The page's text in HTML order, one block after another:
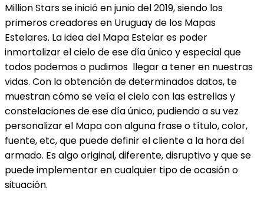
Million Stars se inició en junio del 2019, siendo los
primeros creadores en Uruguay de los Mapas
Estelares. La idea del Mapa Estelar es poder
inmortalizar el cielo de ese día único y especial que
todos podemos o pudimos llegar a tener en nuestras
vidas. Con la obtención de determinados datos, te
muestran cómo se veía el cielo con las estrellas y
constelaciones de ese día único, pudiendo a su vez
personalizar el Mapa con alguna frase o título, color,
fuente, etc, que puede definir el cliente a la hora del
armado. Es algo original, diferente, disruptivo y que se
puede implementar en cualquier tipo de ocasión o
situación.